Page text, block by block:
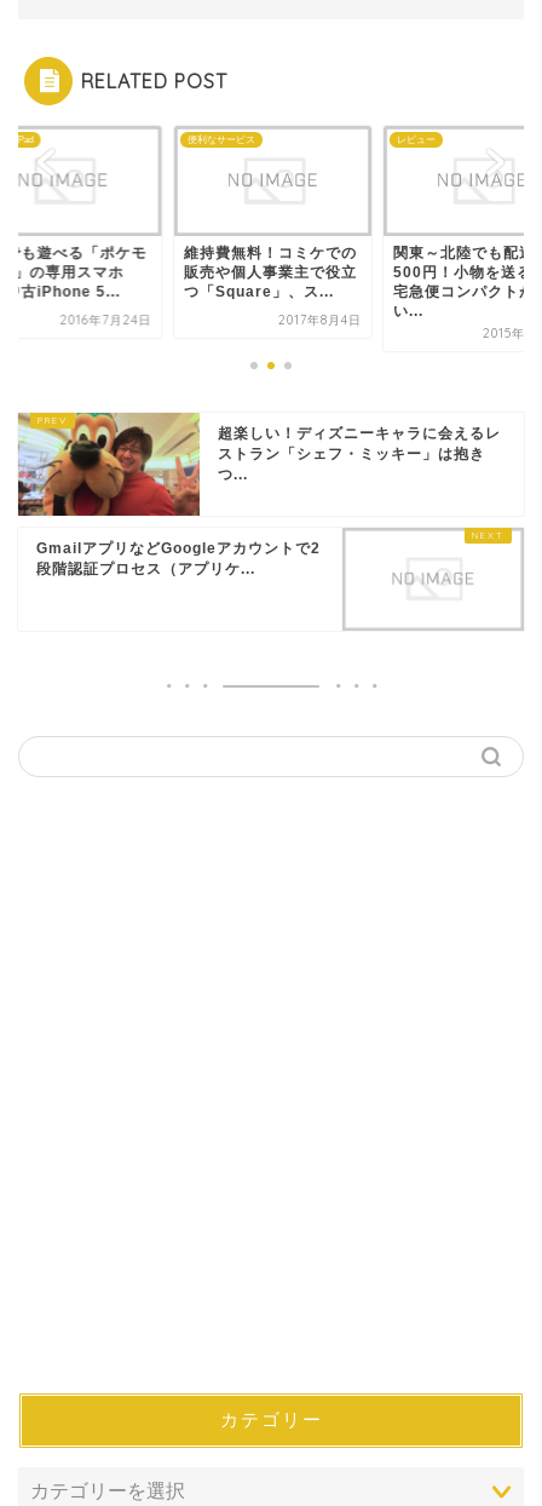
RELATED POST
・iPad
でも遊べる「ポケモ
」の専用スマホ
中古iPhone 5...
2016年7月24日
便利なサービス
維持費無料！コミケでの
販売や個人事業主で役立
つ「Square」、ス...
2017年8月4日
レビュー
関東～北陸でも配送
500円！小物を送る
宅急便コンパクトが
い...
2015年11
超楽しい！ディズニーキャラに会えるレ
ストラン「シェフ・ミッキー」は抱き
つ...
GmailアプリなどGoogleアカウントで2
段階認証プロセス（アプリケ...
カテゴリー